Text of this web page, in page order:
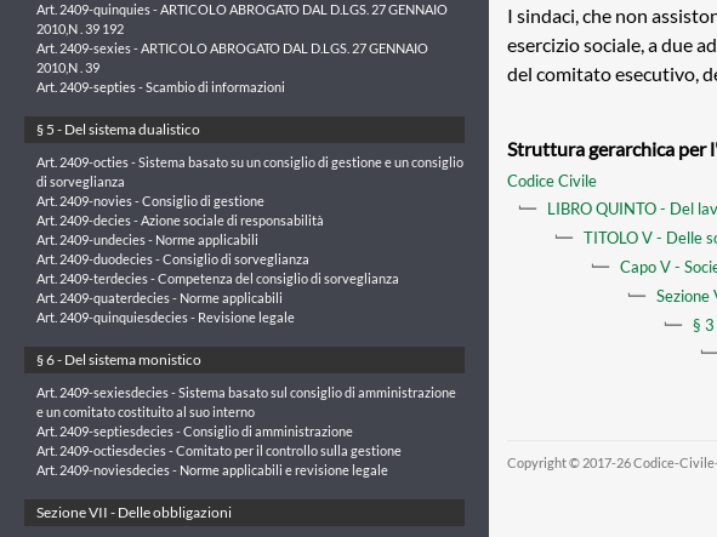
I sindaci, che non
esercizio sociale, a due
del comitato esecutivo,
Struttura gerarchica per
Codice Civile
LIBRO QUINTO - Del
TITOLO V - Delle
Capo V -
Sezione
§
Copyright © 2017-26 Codice-
Art. 2409-quinquies - ARTICOLO ABROGATO DAL D.LGS. 27 GENNAIO
2010,N . 39 192
Art. 2409-sexies - ARTICOLO ABROGATO DAL D.LGS. 27 GENNAIO
2010,N . 39
Art. 2409-septies - Scambio di informazioni
§ 5 - Del sistema dualistico
Art. 2409-octies - Sistema basato su un consiglio di gestione e un consiglio
di sorveglianza
Art. 2409-novies - Consiglio di gestione
Art. 2409-decies - Azione sociale di responsabilità
Art. 2409-undecies - Norme applicabili
Art. 2409-duodecies - Consiglio di sorveglianza
Art. 2409-terdecies - Competenza del consiglio di sorveglianza
Art. 2409-quaterdecies - Norme applicabili
Art. 2409-quinquiesdecies - Revisione legale
§ 6 - Del sistema monistico
Art. 2409-sexiesdecies - Sistema basato sul consiglio di amministrazione
e un comitato costituito al suo interno
Art. 2409-septiesdecies - Consiglio di amministrazione
Art. 2409-octiesdecies - Comitato per il controllo sulla gestione
Art. 2409-noviesdecies - Norme applicabili e revisione legale
Sezione VII - Delle obbligazioni